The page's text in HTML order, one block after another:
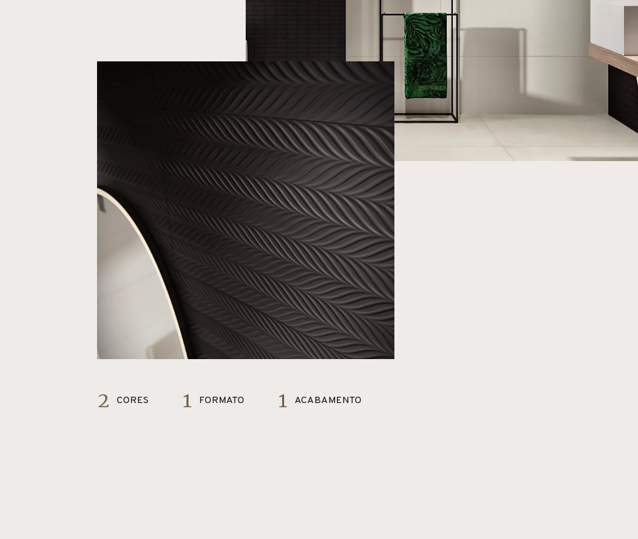
2 CORES 1 FORMATO 1 ACABAMENTO